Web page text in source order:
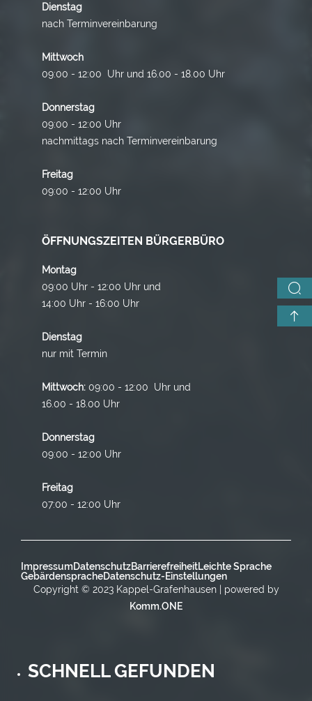
Dienstag
nach Terminvereinbarung
Mittwoch
09:00 - 12:00 Uhr und 16.00 - 18.00 Uhr
Donnerstag
09:00 - 12:00 Uhr
nachmittags nach Terminvereinbarung
Freitag
09:00 - 12:00 Uhr
ÖFFNUNGSZEITEN BÜRGERBÜRO
Montag
09:00 Uhr - 12:00 Uhr und
14:00 Uhr - 16:00 Uhr
Dienstag
nur mit Termin
Mittwoch: 09:00 - 12:00 Uhr und
16.00 - 18.00 Uhr
Donnerstag
09:00 - 12:00 Uhr
Freitag
07:00 - 12:00 Uhr
ImpressumDatenschutzBarrierefreiheitLeichte Sprache
GebärdenspracheDatenschutz-Einstellungen
Copyright © 2023 Kappel-Grafenhausen | powered by
Komm.ONE
SCHNELL GEFUNDEN